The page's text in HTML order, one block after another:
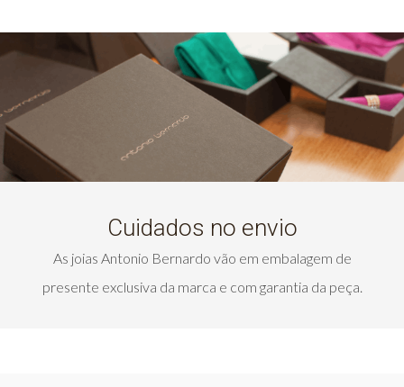
Cuidados no envio
As joias Antonio Bernardo vão em embalagem de
presente exclusiva da marca e com garantia da peça.